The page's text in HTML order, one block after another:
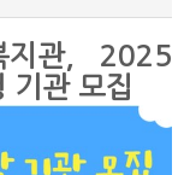
지관, 2025
기관 모집